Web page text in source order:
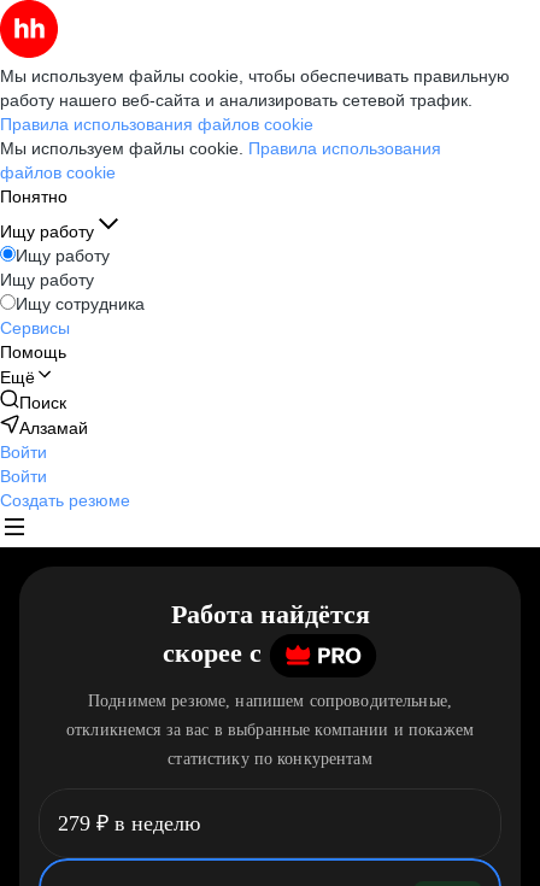
Мы используем файлы cookie, чтобы обеспечивать правильную
работу нашего веб-сайта и анализировать сетевой трафик.
Правила использования файлов cookie
Мы используем файлы cookie. Правила использования
файлов cookie
Понятно
Ищу работу
Ищу работу
Ищу работу
Ищу сотрудника
Сервисы
Помощь
Ещё
Поиск
Алзамай
Войти
Войти
Создать резюме
Работа найдётся
скорее c
Поднимем резюме, напишем сопроводительные,
откликнемся за вас в выбранные компании и покажем
статистику по конкурентам
279 ₽ в неделю